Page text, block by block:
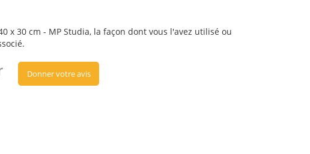
x 30 cm - MP Studia, la façon dont vous l'avez utilisé ou
Donner votre avis